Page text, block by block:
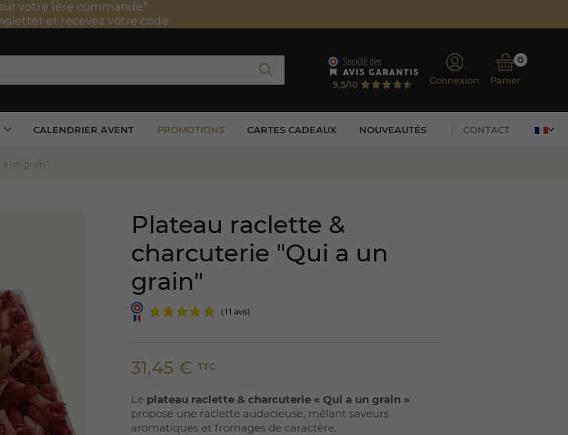
Frais de port offerts à partir de 100 € TTC d'achat*
*Valable uniquement en France métropolitaine
9,5/10 Connexion Panier
0
CALENDRIER AVENT PROMOTIONS CARTES CADEAUX NOUVEAUTÉS CONTACT
a un grain"
Plateau raclette &
charcuterie "Qui a un
grain"
31,45 € TTC
Le plateau raclette & charcuterie « Qui a un grain »
propose une raclette audacieuse, mêlant saveurs
aromatiques et fromages de caractère.